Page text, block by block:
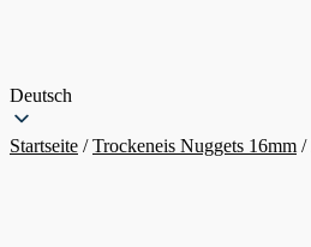
Deutsch
Startseite /Trockeneis Nuggets 16mm /